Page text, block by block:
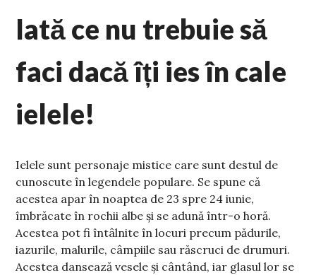
Iată ce nu trebuie să
faci dacă îți ies în cale
ielele!
Ielele sunt personaje mistice care sunt destul de
cunoscute în legendele populare. Se spune că
acestea apar în noaptea de 23 spre 24 iunie,
îmbrăcate în rochii albe și se adună într-o horă.
Acestea pot fi întâlnite în locuri precum pădurile,
iazurile, malurile, câmpiile sau răscruci de drumuri.
Acestea dansează vesele și cântând, iar glasul lor se